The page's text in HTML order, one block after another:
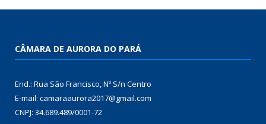
CÂMARA DE AURORA DO PARÁ
End.: Rua São Francisco, Nº S/n Centro
E-mail: camaraaurora2017@gmail.com
CNPJ: 34.689.489/0001-72